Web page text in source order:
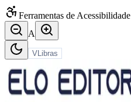
Ferramentas de Acessibilidade
A
VLibras